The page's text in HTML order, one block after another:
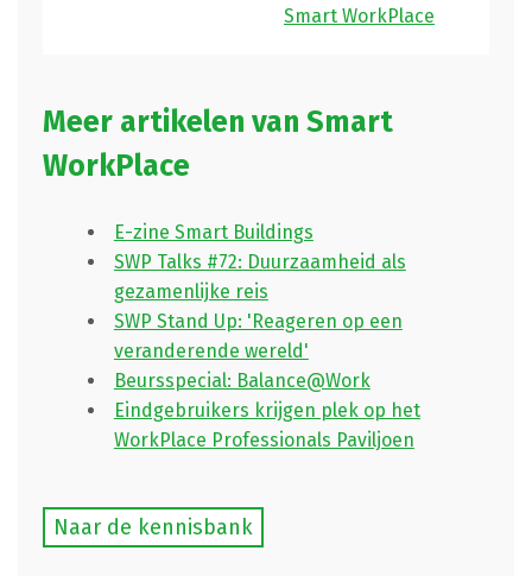
Smart WorkPlace
Meer artikelen van Smart
WorkPlace
E-zine Smart Buildings
SWP Talks #72: Duurzaamheid als
gezamenlijke reis
SWP Stand Up: 'Reageren op een
veranderende wereld'
Beursspecial: Balance@Work
Eindgebruikers krijgen plek op het
WorkPlace Professionals Paviljoen
Naar de kennisbank